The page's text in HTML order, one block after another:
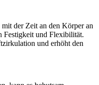
der Zeit an den Körper an
Festigkeit und Flexibilität.
und erhöht den